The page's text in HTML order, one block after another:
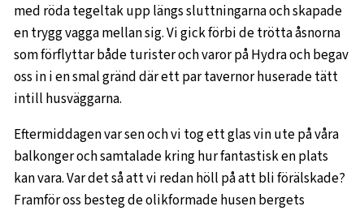
med röda tegeltak upp längs sluttningarna och skapade
en trygg vagga mellan sig. Vi gick förbi de trötta åsnorna
som förflyttar både turister och varor på Hydra och begav
oss in i en smal gränd där ett par tavernor huserade tätt
intill husväggarna.
Eftermiddagen var sen och vi tog ett glas vin ute på våra
balkonger och samtalade kring hur fantastisk en plats
kan vara. Var det så att vi redan höll på att bli förälskade?
Framför oss besteg de olikformade husen bergets